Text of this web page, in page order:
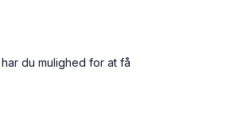
du mulighed for at få